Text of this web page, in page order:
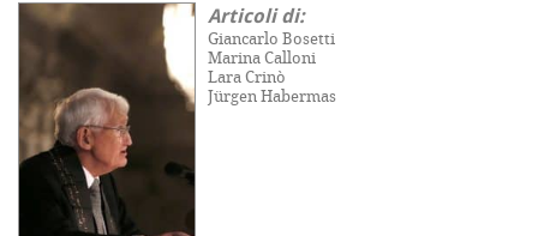
Articoli di:
Giancarlo Bosetti
Marina Calloni
Lara Crinò
Jürgen Habermas